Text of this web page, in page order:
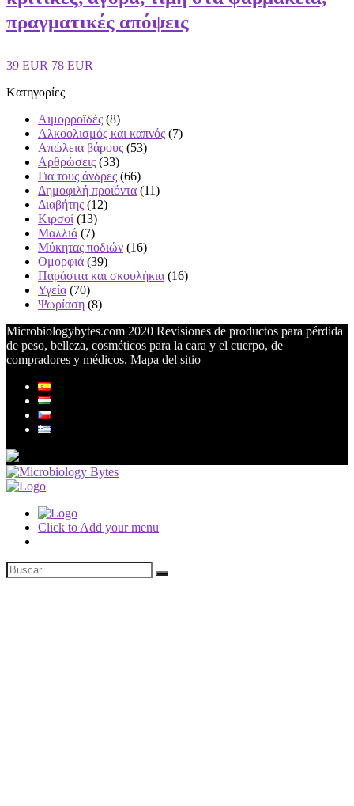
πραγματικές απόψεις
39 EUR 78 EUR
Kατηγορίες
Αιμορροϊδές (8)
Αλκοολισμός και καπνός (7)
Απώλεια βάρους (53)
Αρθρώσεις (33)
Για τους άνδρες (66)
Δημοφιλή προϊόντα (11)
Διαβήτης (12)
Κιρσοί (13)
Μαλλιά (7)
Μύκητας ποδιών (16)
Ομορφιά (39)
Παράσιτα και σκουλήκια (16)
Υγεία (70)
Ψωρίαση (8)
Microbiologybytes.com 2020 Revisiones de productos para pérdida
de peso, belleza, cosméticos para la cara y el cuerpo, de
compradores y médicos. Mapa del sitio
Click to Add your menu